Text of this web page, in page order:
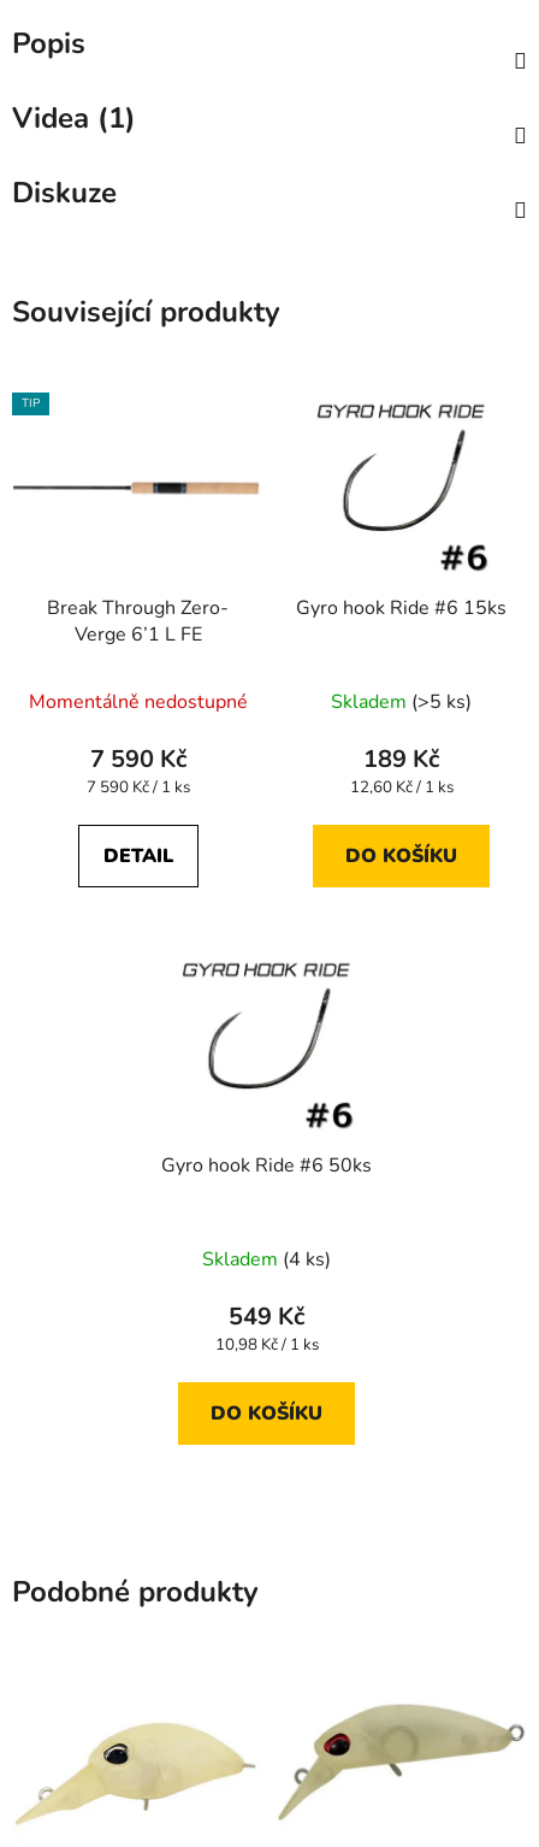
Popis
Videa (1)
Diskuze
Související produkty
TIP
Break Through Zero-
Verge 6’1 L FE
hodnocení
produktu
je
z
Momentálně nedostupné
7 590 Kč
Měrná
7 590 Kč / 1 ks
DETAIL
Gyro hook Ride #6 15ks
Skladem (>5 ks)
189 Kč
Měrná
12,60 Kč / 1 ks
DO KOŠÍKU
Gyro hook Ride #6 50ks
Skladem (4 ks)
549 Kč
Měrná
10,98 Kč / 1 ks
DO KOŠÍKU
Podobné produkty